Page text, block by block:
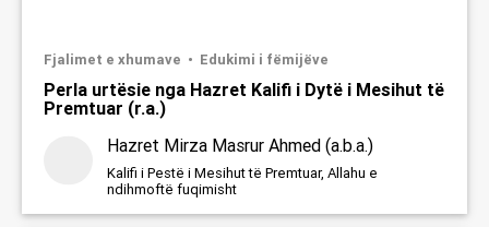
Fjalimet e xhumave Edukimi i fëmijëve
Perla urtësie nga Hazret Kalifi i Dytë i Mesihut të
Premtuar (r.a.)
Hazret Mirza Masrur Ahmed (a.b.a.)
Kalifi i Pestë i Mesihut të Premtuar, Allahu e
ndihmoftë fuqimisht